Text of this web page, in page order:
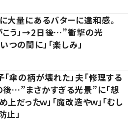
大量にあるバターに違和感。
こう」→2日後…”衝撃の光
つの間に」「楽しみ」
傘の柄が壊れた」夫「修理する
後…”まさかすぎる光景”に「想
上だったｗ」「魔改造やｗ」「むし
止」